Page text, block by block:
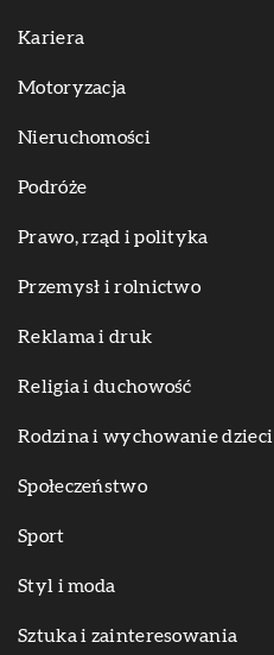
Kariera
Motoryzacja
Nieruchomości
Podróże
Prawo, rząd i polityka
Przemysł i rolnictwo
Reklama i druk
Religia i duchowość
Rodzina i wychowanie dzieci
Społeczeństwo
Sport
Styl i moda
Sztuka i zainteresowania